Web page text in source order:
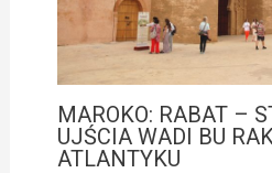
MAROKO: RABAT –
UJŚCIA WADI BU
ATLANTYKU